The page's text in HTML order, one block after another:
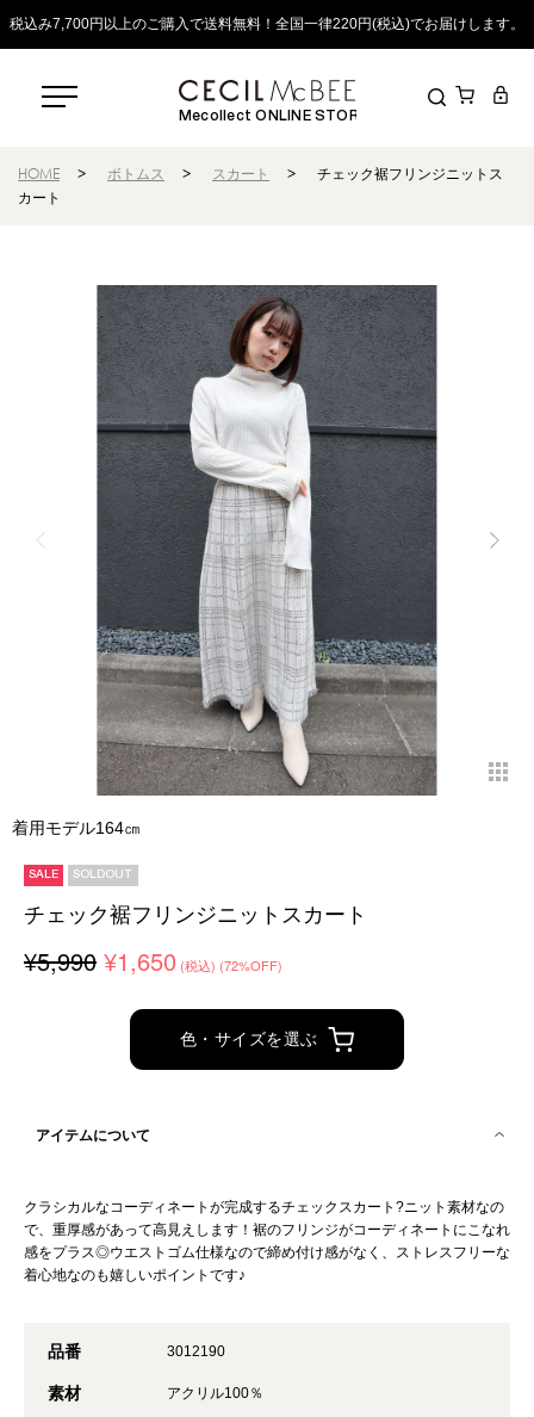
税込み7,700円以上のご購入で送料無料！全国一律220円(税込)でお届けします。
Mecollect ONLINE STORE
HOME > ボトムス > スカート >
チェック裾フリンジニットス
カート
着用モデル164㎝
SALE SOLDOUT
チェック裾フリンジニットスカート
¥5,990 ¥1,650 (税込) (72%OFF)
色・サイズを選ぶ
アイテムについて
クラシカルなコーディネートが完成するチェックスカート?ニット素材なの
で、重厚感があって高見えします！裾のフリンジがコーディネートにこなれ
感をプラス◎ウエストゴム仕様なので締め付け感がなく、ストレスフリーな
着心地なのも嬉しいポイントです♪
品番 3012190
素材 アクリル100％